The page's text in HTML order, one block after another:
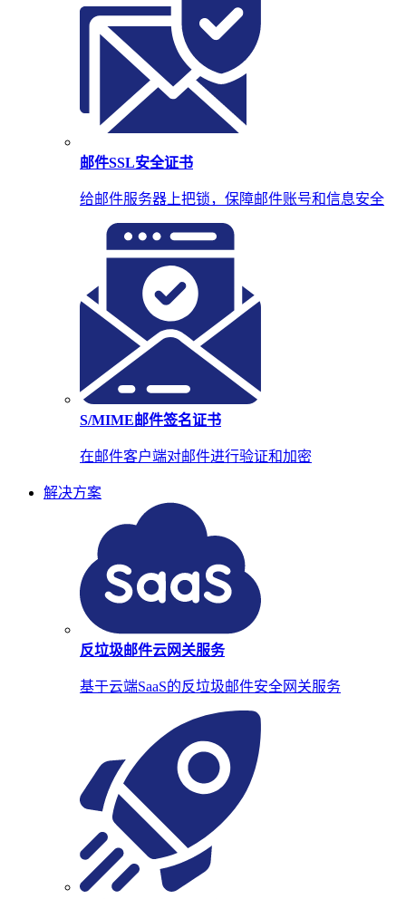
邮件SSL安全证书
给邮件服务器上把锁，保障邮件账号和信息安全
S/MIME邮件签名证书
在邮件客户端对邮件进行验证和加密
解决方案
反垃圾邮件云网关服务
基于云端SaaS的反垃圾邮件安全网关服务